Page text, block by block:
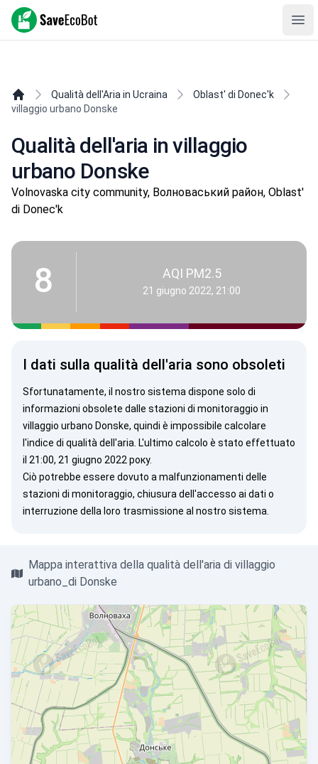
SaveEcoBot
Qualità dell'Aria in Ucraina
Oblast' di Donec'k
villaggio urbano Donske
Qualità dell'aria in villaggio
urbano Donske
Volnovaska city community, Волноваський район, Oblast'
di Donec'k
8 AQI PM2.5
21 giugno 2022, 21:00
I dati sulla qualità dell'aria sono obsoleti
Sfortunatamente, il nostro sistema dispone solo di
informazioni obsolete dalle stazioni di monitoraggio in
villaggio urbano Donske, quindi è impossibile calcolare
l'indice di qualità dell'aria. L'ultimo calcolo è stato effettuato
il 21:00, 21 giugno 2022 року.
Ciò potrebbe essere dovuto a malfunzionamenti delle
stazioni di monitoraggio, chiusura dell'accesso ai dati o
interruzione della loro trasmissione al nostro sistema.
Mappa interattiva della qualità dell'aria di villaggio
urbano_di Donske